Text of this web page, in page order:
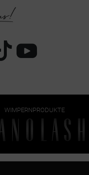
WIMPERNPRODUKTE